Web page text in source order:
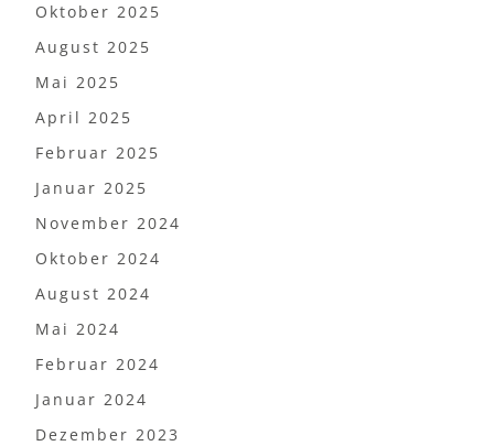
Oktober 2025
August 2025
Mai 2025
April 2025
Februar 2025
Januar 2025
November 2024
Oktober 2024
August 2024
Mai 2024
Februar 2024
Januar 2024
Dezember 2023